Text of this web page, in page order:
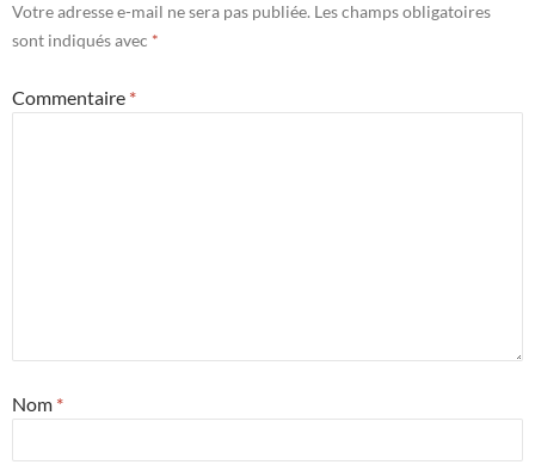
Votre adresse e-mail ne sera pas publiée. Les champs obligatoires
sont indiqués avec *
Commentaire *
Nom *